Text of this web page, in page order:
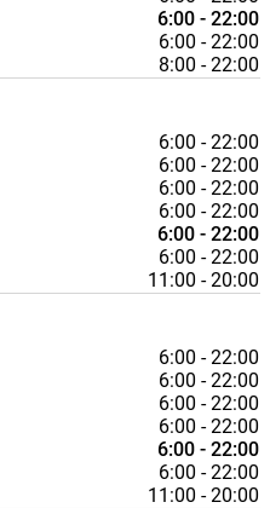
6:00 - 22:00
6:00 - 22:00
8:00 - 22:00
6:00 - 22:00
6:00 - 22:00
6:00 - 22:00
6:00 - 22:00
6:00 - 22:00
6:00 - 22:00
11:00 - 20:00
6:00 - 22:00
6:00 - 22:00
6:00 - 22:00
6:00 - 22:00
6:00 - 22:00
6:00 - 22:00
11:00 - 20:00